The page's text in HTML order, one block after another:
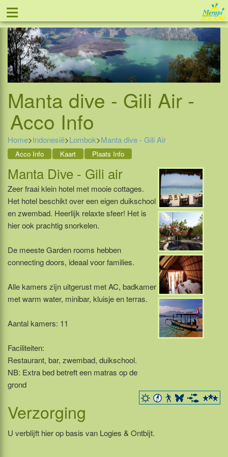
≡ Tel: 088 - 81 11 999
Manta dive - Gili Air -
Acco Info
Home>Indonesië>Lombok>Manta dive - Gili Air
Acco Info Kaart Plaats Info
Manta Dive - Gili air
Zeer fraai klein hotel met mooie cottages.
Het hotel beschikt over een eigen duikschool
en zwembad. Heerlijk relaxte sfeer! Het is
hier ook prachtig snorkelen.
De meeste Garden rooms hebben
connecting doors, ideaal voor families.
Alle kamers zijn uitgerust met AC, badkamer
met warm water, minibar, kluisje en terras.
Aantal kamers: 11
Faciliteiten:
Restaurant, bar, zwembad, duikschool.
NB: Extra bed betreft een matras op de
grond
Verzorging
U verblijft hier op basis van Logies & Ontbijt.